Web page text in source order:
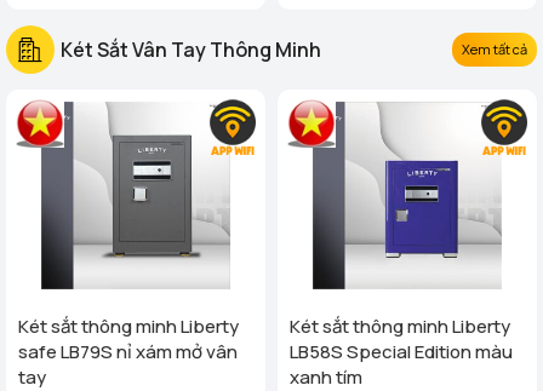
Két Sắt Vân Tay Thông Minh Xem tất cả
Két sắt thông minh Liberty
safe LB79S nỉ xám mở vân
tay
Két sắt thông minh Liberty
LB58S Special Edition màu
xanh tím